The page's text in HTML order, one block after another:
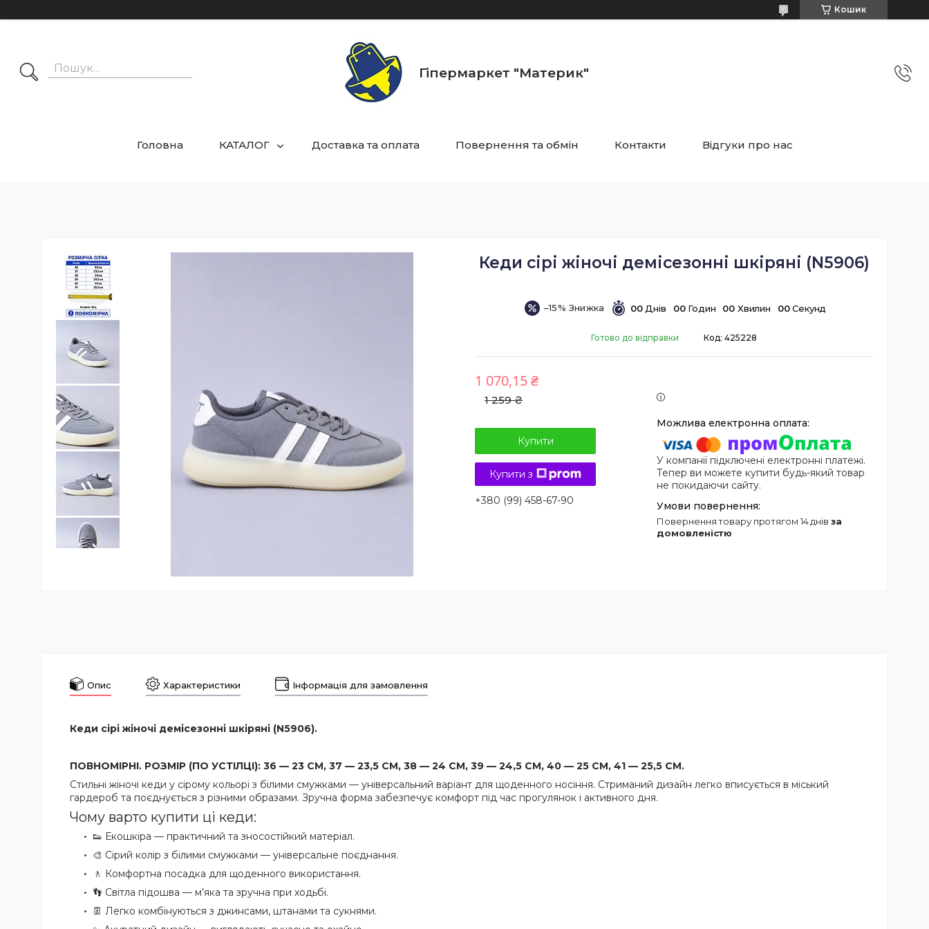
Кошик
Гіпермаркет "Материк"
Головна КАТАЛОГ Доставка та оплата Повернення та обмін Контакти Відгуки про нас
Кеди сірі жіночі демісезонні шкіряні (N5906)
–15% 00 Днів 00 Годин 00 Хвилин 00 Секунд
Готово до відправки Код: 425228
1 259 ₴
1 070,15 ₴
Купити
Купити з
+380 (99) 458-67-90
У компанії підключені електронні платежі.
Тепер ви можете купити будь-який товар
не покидаючи сайту.
повернення товару протягом 14 днів за
домовленістю
Опис Характеристики Інформація для замовлення
Кеди сірі жіночі демісезонні шкіряні (N5906).
ПОВНОМІРНІ. РОЗМІР (ПО УСТІЛЦІ): 36 — 23 СМ, 37 — 23,5 СМ, 38 — 24 СМ, 39 — 24,5 СМ, 40 — 25 СМ, 41 — 25,5 СМ.
Стильні жіночі кеди у сірому кольорі з білими смужками — універсальний варіант для щоденного носіння. Стриманий дизайн легко вписується в міський
гардероб та поєднується з різними образами. Зручна форма забезпечує комфорт під час прогулянок і активного дня.
Чому варто купити ці кеди:
👟 Екошкіра — практичний та зносостійкий матеріал.
🎨 Сірий колір з білими смужками — універсальне поєднання.
🚶 Комфортна посадка для щоденного використання.
👣 Світла підошва — м’яка та зручна при ходьбі.
👖 Легко комбінуються з джинсами, штанами та сукнями.